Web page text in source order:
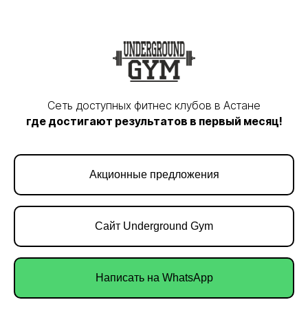
Сеть доступных фитнес клубов в Астане
где достигают результатов в первый месяц!
Акционные предложения
Сайт Underground Gym
Написать на WhatsApp